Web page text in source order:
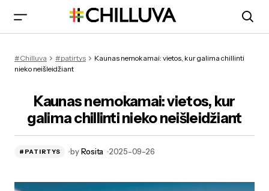
#Chilluva #patirtys
Kaunas nemokamai: vietos, kur galima chillinti
nieko neišleidžiant
Kaunas nemokamai: vietos, kur
galima chillinti nieko neišleidžiant
#PATIRTYS by Rosita 2025-09-26